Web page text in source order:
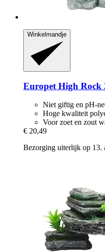
Winkelmandje
Europet High Rock
Niet giftig en pH-
Hoge kwaliteit
Voor zoet en zout
€ 20,49
Bezorging uiterlijk op 13.